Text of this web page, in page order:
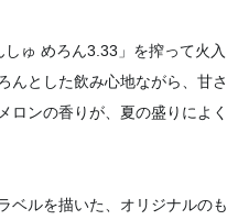
ゅ めろん3.33」を搾って火入
んとした飲み心地ながら、甘さ
ロンの香りが、夏の盛りによく
ベルを描いた、オリジナルのも